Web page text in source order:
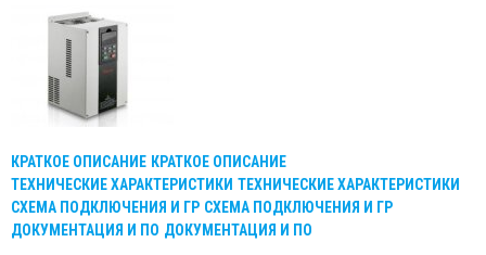
КРАТКОЕ ОПИСАНИЕ КРАТКОЕ ОПИСАНИЕ
ТЕХНИЧЕСКИЕ ХАРАКТЕРИСТИКИ ТЕХНИЧЕСКИЕ ХАРАКТЕРИСТИКИ
СХЕМА ПОДКЛЮЧЕНИЯ И ГР СХЕМА ПОДКЛЮЧЕНИЯ И ГР
ДОКУМЕНТАЦИЯ И ПО ДОКУМЕНТАЦИЯ И ПО